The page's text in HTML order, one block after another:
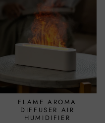
FLAME AROMA
DIFFUSER AIR
HUMIDIFIER